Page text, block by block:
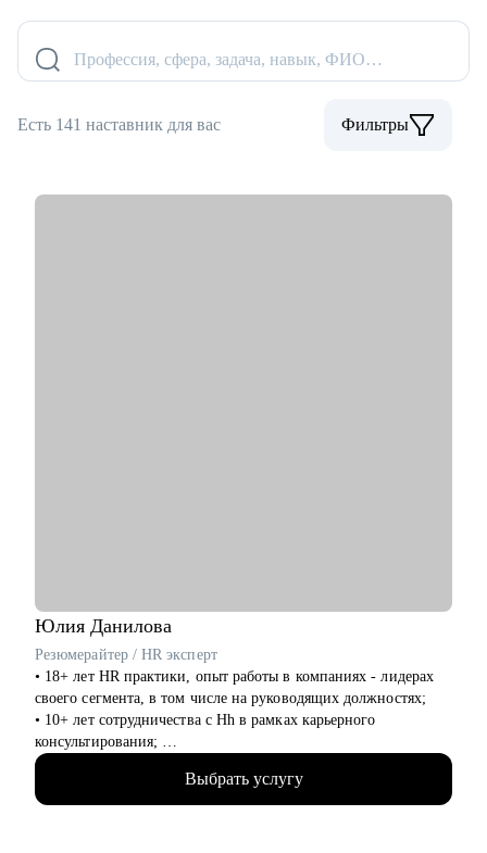
Профессия, сфера, задача, навык, ФИО…
Есть 141 наставник для вас Фильтры
Юлия Данилова
Резюмерайтер / HR эксперт
• 18+ лет HR практики, опыт работы в компаниях - лидерах
своего сегмента, в том числе на руководящих должностях;
• 10+ лет сотрудничества с Hh в рамках карьерного
консультирования;
• 3000+ составленных резюме для специалистов различного
уровня и специализации;
• 500+ продуктивных карьерных консультаций, подготовки к
Выбрать услугу